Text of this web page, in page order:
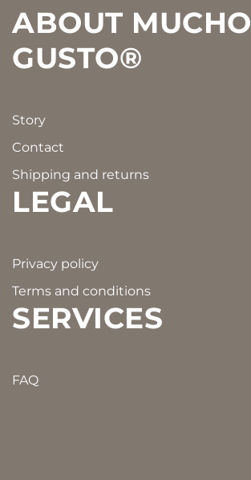
ABOUT MUCHO
GUSTO®
Story
Contact
Shipping and returns
LEGAL
Privacy policy
Terms and conditions
SERVICES
FAQ